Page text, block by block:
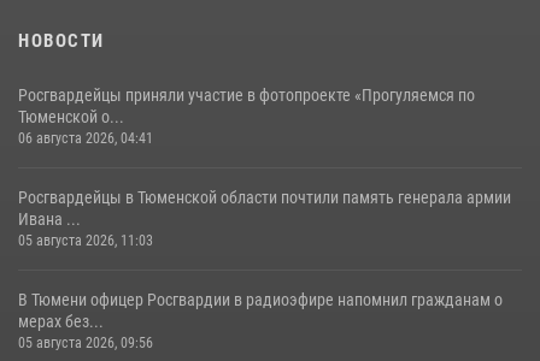
НОВОСТИ
Росгвардейцы приняли участие в фотопроекте «Прогуляемся по
Тюменской о...
06 августа 2026, 04:41
Росгвардейцы в Тюменской области почтили память генерала армии
Ивана ...
05 августа 2026, 11:03
В Тюмени офицер Росгвардии в радиоэфире напомнил гражданам о
мерах без...
05 августа 2026, 09:56